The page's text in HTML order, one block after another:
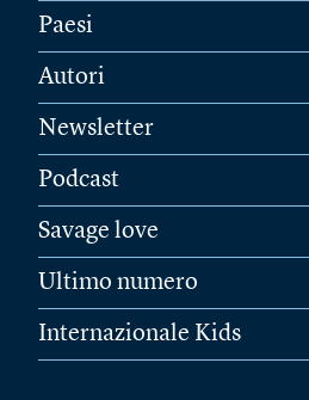
Paesi
Autori
Newsletter
Podcast
Savage love
Ultimo numero
Internazionale Kids